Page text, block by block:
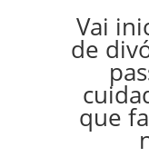
Vai
de
que